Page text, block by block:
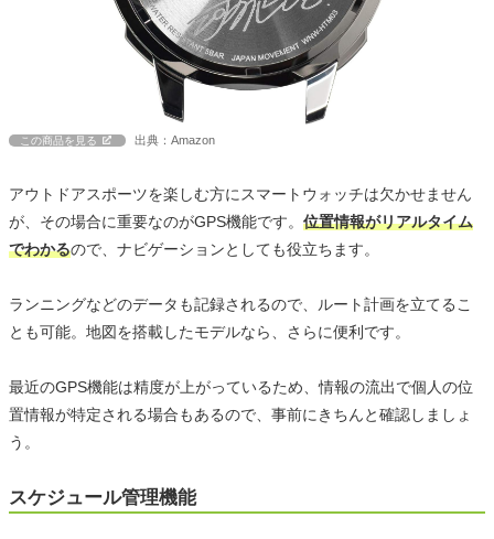
この商品を見る 出典：Amazon
アウトドアスポーツを楽しむ方にスマートウォッチは欠かせません
が、その場合に重要なのがGPS機能です。 位置情報がリアルタイム
でわかるので、ナビゲーションとしても役立ちます。
ランニングなどのデータも記録されるので、ルート計画を立てるこ
とも可能。地図を搭載したモデルなら、さらに便利です。
最近のGPS機能は精度が上がっているため、情報の流出で個人の位
置情報が特定される場合もあるので、事前にきちんと確認しましょ
う。
スケジュール管理機能